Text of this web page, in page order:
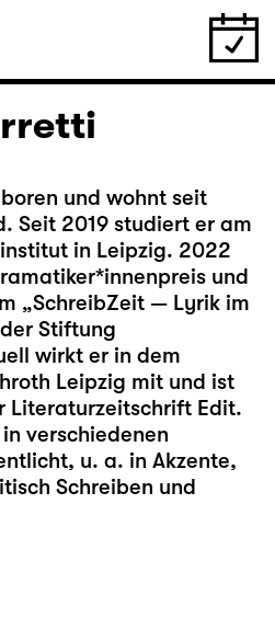
und wohnt seit
Seit 2019 studiert er am
in Leipzig. 2022
und
„SchreibZeit — Lyrik im
Stiftung
wirkt er in dem
Leipzig mit und ist
Literaturzeitschrift Edit.
verschiedenen
u. a. in Akzente,
Schreiben und